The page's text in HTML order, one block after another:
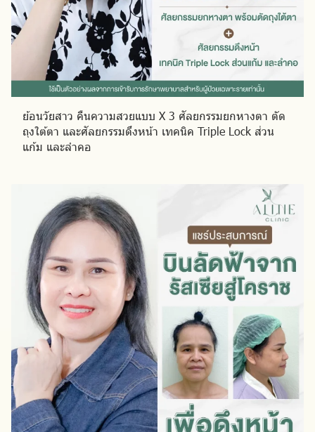
ย้อนวัยสาว คืนความสวยแบบ X 3 ศัลยกรรมยกหางตา ตัด
ถุงใต้ตา และศัลยกรรมดึงหน้า เทคนิค Triple Lock ส่วน
แก้ม และลำคอ